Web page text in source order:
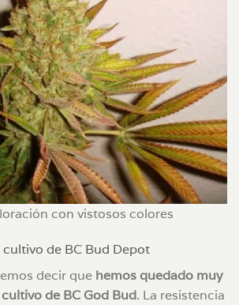
con vistosos colores
de BC Bud Depot
decir que hemos quedado muy
de BC God Bud. La resistencia